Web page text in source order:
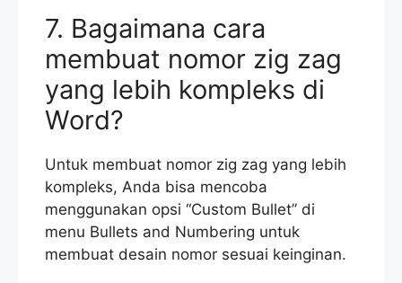
7. Bagaimana cara
membuat nomor zig zag
yang lebih kompleks di
Word?
Untuk membuat nomor zig zag yang lebih
kompleks, Anda bisa mencoba
menggunakan opsi “Custom Bullet” di
menu Bullets and Numbering untuk
membuat desain nomor sesuai keinginan.